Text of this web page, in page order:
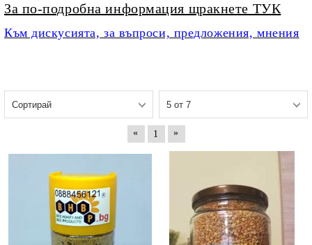
За по-подробна информация щракнете ТУК
Към дискусията, за въпроси, предложения, мнения
« 1 »